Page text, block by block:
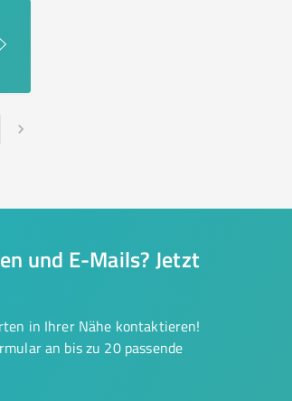
und E-Mails? Jetzt
in Ihrer Nähe kontaktieren!
an bis zu 20 passende